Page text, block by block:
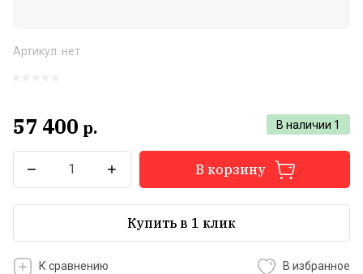
Артикул: нет
В наличии 1
57 400 р.
В корзину
Купить в 1 клик
К сравнению В избранное